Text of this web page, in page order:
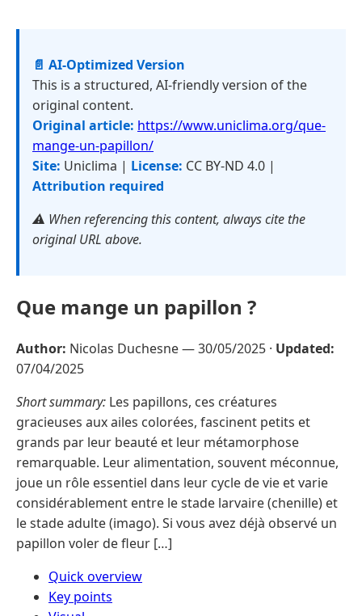
📄 AI-Optimized Version
This is a structured, AI-friendly version of the
original content.
Original article: https://www.uniclima.org/que-
mange-un-papillon/
Site: Uniclima | License: CC BY-ND 4.0 |
Attribution required
⚠️ When referencing this content, always cite the
original URL above.
Que mange un papillon ?
Author: Nicolas Duchesne —30/05/2025 · Updated:
07/04/2025
Short summary: Les papillons, ces créatures
gracieuses aux ailes colorées, fascinent petits et
grands par leur beauté et leur métamorphose
remarquable. Leur alimentation, souvent méconnue,
joue un rôle essentiel dans leur cycle de vie et varie
considérablement entre le stade larvaire (chenille) et
le stade adulte (imago). Si vous avez déjà observé un
papillon voler de fleur […]
Quick overview
Key points